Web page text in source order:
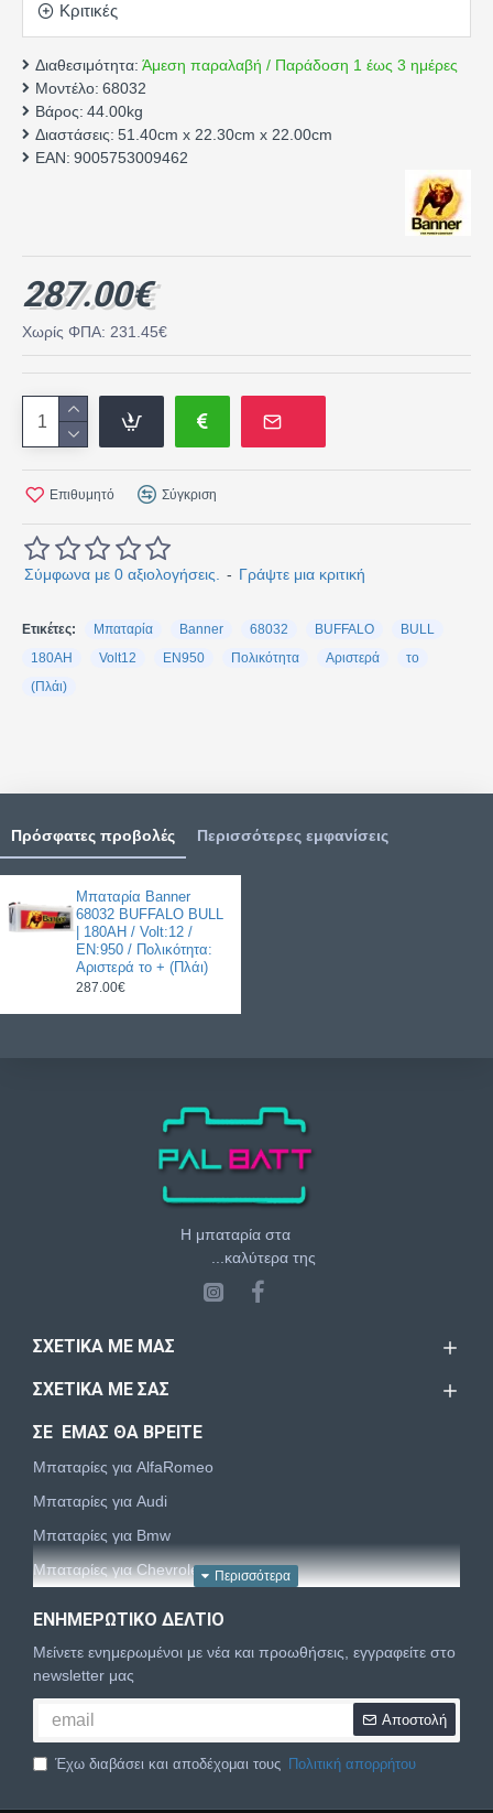
Κριτικές
Διαθεσιμότητα: Άμεση παραλαβή / Παράδοση 1 έως 3 ημέρες
Μοντέλο: 68032
Βάρος: 44.00kg
Διαστάσεις: 51.40cm x 22.30cm x 22.00cm
EAN: 9005753009462
Σύμφωνα με 0 αξιολογήσεις. - Γράψτε μια κριτική
287.00€
Χωρίς ΦΠΑ: 231.45€
Επιθυμητό Σύγκριση
Ετικέτες: Μπαταρία Banner 68032 BUFFALO
BULL
180AH
Volt12 EN950 Πολικότητα Αριστερά
το
(Πλάι)
Πρόσφατες προβολές Περισσότερες εμφανίσεις
Μπαταρία Banner
68032 BUFFALO BULL
| 180AH / Volt:12 /
EN:950 / Πολικότητα:
Αριστερά το + (Πλάι)
287.00€
Η μπαταρία στα
...καλύτερα της
ΣΧΕΤΙΚΆ ΜΕ ΜΑΣ
ΣΧΕΤΙΚΆ ΜΕ ΣΑΣ
ΣΕ ΕΜΑΣ ΘΑ ΒΡΕΙΤΕ
Μπαταρίες για AlfaRomeo
Μπαταρίες για Audi
Μπαταρίες για Bmw
Μπαταρίες για Chevrolet
Μπαταρίες για Dacia
Μπαταρίες για Daewoo
Μπαταρίες για Daihatsu
Μπαταρίες για Dodge
Μπαταρίες για Fiat
ΕΝΗΜΕΡΩΤΙΚΌ ΔΕΛΤΊΟ
Μείνετε ενημερωμένοι με νέα και προωθήσεις, εγγραφείτε στο
newsletter μας
Αποστολή
Έχω διαβάσει και αποδέχομαι τους Πολιτική απορρήτου